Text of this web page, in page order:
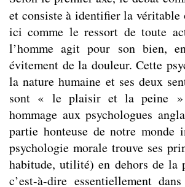
et consiste à identifier la
ici comme le ressort de toute
l’homme agit pour son bien,
évitement de la douleur. Cette
la nature humaine et ses deux
sont « le plaisir et la peine »
hommage aux psychologues
partie honteuse de notre
psychologie morale trouve ses
habitude, utilité) en dehors de la
c’est-à-dire essentiellement